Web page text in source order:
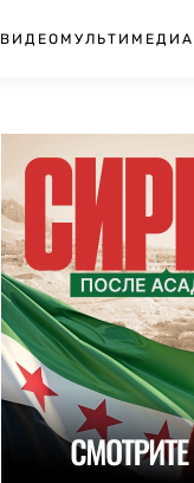
ВИДЕО МУЛЬТИМЕДИА